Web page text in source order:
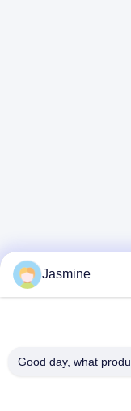
Jasmine
Good day, what